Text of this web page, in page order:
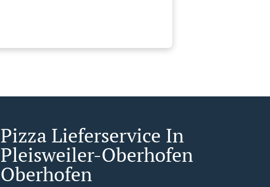
Pizza Lieferservice In
Pleisweiler-Oberhofen
Oberhofen